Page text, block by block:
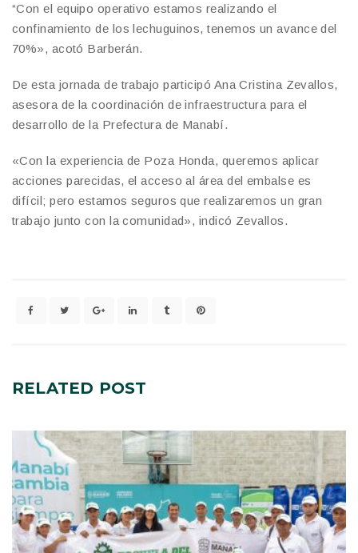
“Con el equipo operativo estamos realizando el
confinamiento de los lechuguinos, tenemos un avance del
70%», acotó Barberán.
De esta jornada de trabajo participó Ana Cristina Zevallos,
asesora de la coordinación de infraestructura para el
desarrollo de la Prefectura de Manabí.
«Con la experiencia de Poza Honda, queremos aplicar
acciones parecidas, el acceso al área del embalse es
difícil; pero estamos seguros que realizaremos un gran
trabajo junto con la comunidad», indicó Zevallos.
RELATED POST